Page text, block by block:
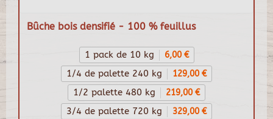
Bûche bois densifié - 100 % feuillus
1 pack de 10 kg 6,00 €
1/4 de palette 240 kg 129,00 €
1/2 palette 480 kg 219,00 €
3/4 de palette 720 kg 329,00 €